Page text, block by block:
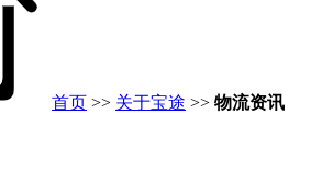
首页 >> 关于宝途 >> 物流资讯